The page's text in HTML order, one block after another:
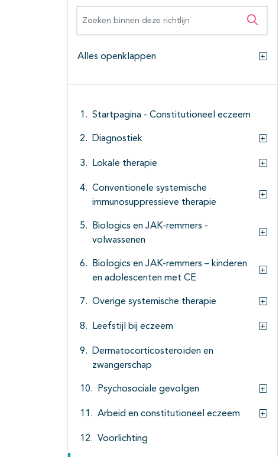
Alles openklappen
Startpagina - Constitutioneel eczeem
Diagnostiek
Lokale therapie
Conventionele systemische
immunosuppressieve therapie
Biologics en JAK-remmers -
volwassenen
Biologics en JAK-remmers – kinderen
en adolescenten met CE
Overige systemische therapie
Leefstijl bij eczeem
Dermatocorticosteroïden en
zwangerschap
Psychosociale gevolgen
Arbeid en constitutioneel eczeem
Voorlichting